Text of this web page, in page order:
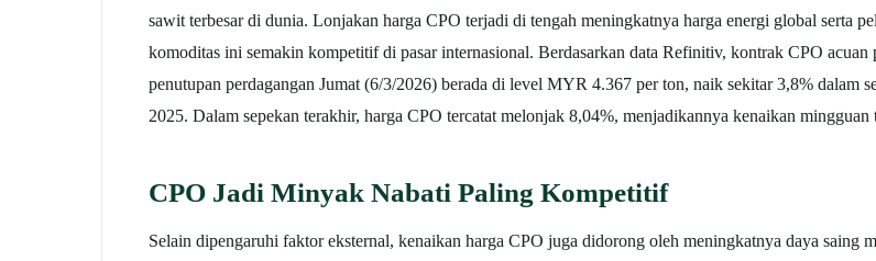
sawit terbesar di dunia. Lonjakan harga CPO terjadi di tengah meningkatnya harga energi global serta
komoditas ini semakin kompetitif di pasar internasional. Berdasarkan data Refinitiv, kontrak CPO
penutupan perdagangan Jumat (6/3/2026) berada di level MYR 4.367 per ton, naik sekitar 3,8% dalam
2025. Dalam sepekan terakhir, harga CPO tercatat melonjak 8,04%, menjadikannya kenaikan mingguan
CPO Jadi Minyak Nabati Paling Kompetitif
Selain dipengaruhi faktor eksternal, kenaikan harga CPO juga didorong oleh meningkatnya daya